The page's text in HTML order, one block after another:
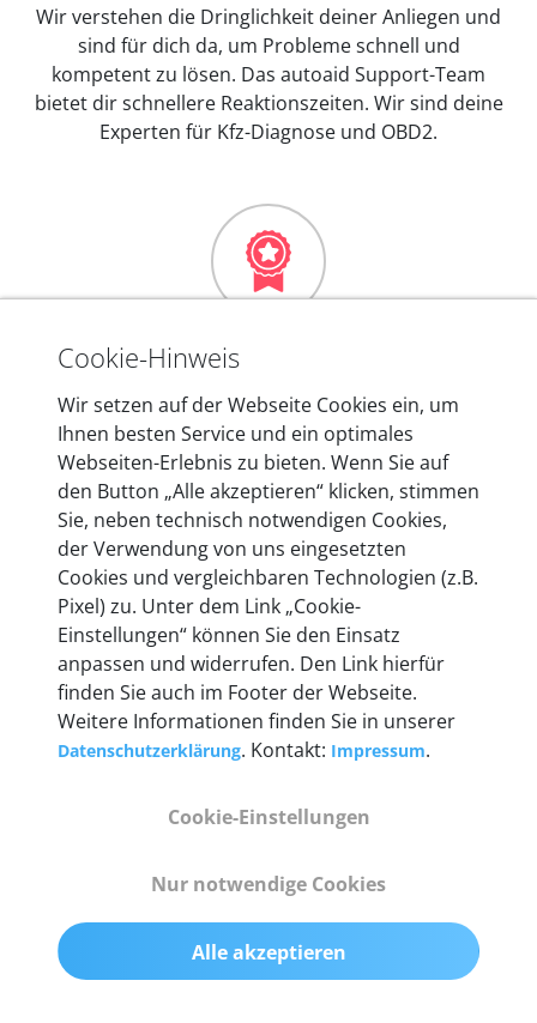
Wir verstehen die Dringlichkeit deiner Anliegen und
sind für dich da, um Probleme schnell und
kompetent zu lösen. Das autoaid Support-Team
bietet dir schnellere Reaktionszeiten. Wir sind deine
Experten für Kfz-Diagnose und OBD2.
Mehr als 10 Jahre Erfahrung
In den Kfz-Diagnosegeräten von autoaid stecken
mehr als 10 Jahre Erfahrung, und auch in Zukunft
entwickeln wir unsere Produkte am Standort in
Berlin laufend weiter. Auf diese Qualität vertrauen
heute mehr als 60.000 Privatkunden und
Unternehmen.
Technische Details &
Lieferumfang
Abmessungen
Gewicht
200 g
Cookie-Hinweis
Wir setzen auf der Webseite Cookies ein, um
Ihnen besten Service und ein optimales
Webseiten-Erlebnis zu bieten. Wenn Sie auf
den Button „Alle akzeptieren“ klicken, stimmen
Sie, neben technisch notwendigen Cookies,
der Verwendung von uns eingesetzten
Cookies und vergleichbaren Technologien (z.B.
Pixel) zu. Unter dem Link „Cookie-
Einstellungen“ können Sie den Einsatz
anpassen und widerrufen. Den Link hierfür
finden Sie auch im Footer der Webseite.
Weitere Informationen finden Sie in unserer
Datenschutzerklärung. Kontakt: Impressum.
Cookie-Einstellungen
Nur notwendige Cookies
Alle akzeptieren